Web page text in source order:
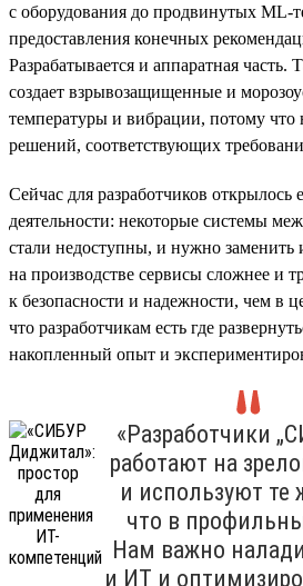
с оборудования до продвинутых ML-
предоставления конечных
Разрабатывается и аппаратная
создает взрывозащищенные и
температуры и вибрации, потому что
решений, соответствующих
Сейчас для разработчиков открылось
деятельности: некоторые системы
стали недоступны, и нужно
на производстве сервисы сложнее и
к безопасности и надежности, чем в
что разработчикам есть где
накопленный опыт и
«Разработчики
работают на
и используют те
что в
Нам важно
и ИТ и